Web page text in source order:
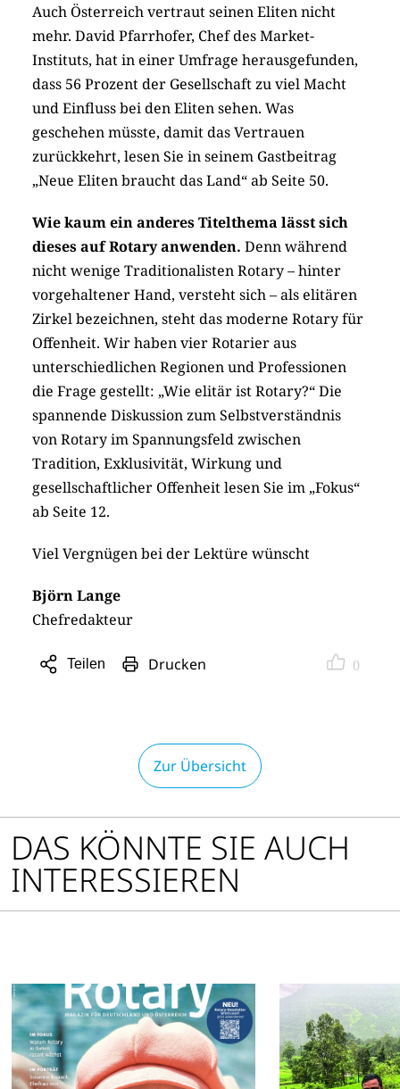
Auch Österreich vertraut seinen Eliten nicht
mehr. David Pfarrhofer, Chef des Market-
Instituts, hat in einer Umfrage herausgefunden,
dass 56 Prozent der Gesellschaft zu viel Macht
und Einfluss bei den Eliten sehen. Was
geschehen müsste, damit das Vertrauen
zurückkehrt, lesen Sie in seinem Gastbeitrag
„Neue Eliten braucht das Land“ ab Seite 50.
Wie kaum ein anderes Titelthema lässt sich
dieses auf Rotary anwenden. Denn während
nicht wenige Traditionalisten Rotary – hinter
vorgehaltener Hand, versteht sich – als elitären
Zirkel bezeichnen, steht das moderne Rotary für
Offenheit. Wir haben vier Rotarier aus
unterschiedlichen Regionen und Professionen
die Frage gestellt: „Wie elitär ist Rotary?“ Die
spannende Diskussion zum Selbstverständnis
von Rotary im Spannungsfeld zwischen
Tradition, Exklusivität, Wirkung und
gesellschaftlicher Offenheit lesen Sie im „Fokus“
ab Seite 12.
Viel Vergnügen bei der Lektüre wünscht
Björn Lange
Chefredakteur
Teilen
Sharing
Drucken 0
Zur Übersicht
DAS KÖNNTE SIE AUCH
INTERESSIEREN